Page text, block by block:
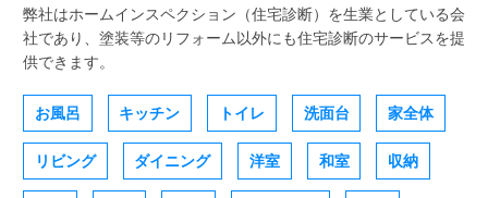
弊社はホームインスペクション（住宅診断）を生業としている会
社であり、塗装等のリフォーム以外にも住宅診断のサービスを提
供できます。
お風呂 キッチン トイレ 洗面台 家全体
リビング ダイニング 洋室 和室 収納